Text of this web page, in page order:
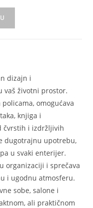
dizajn i
vaš životni prostor.
omogućava
knjiga i
čvrstih i izdržljivih
dugotrajnu upotrebu,
u svaki enterijer.
organizaciji i sprečava
i ugodnu atmosferu.
sobe, salone i
ali praktičnom